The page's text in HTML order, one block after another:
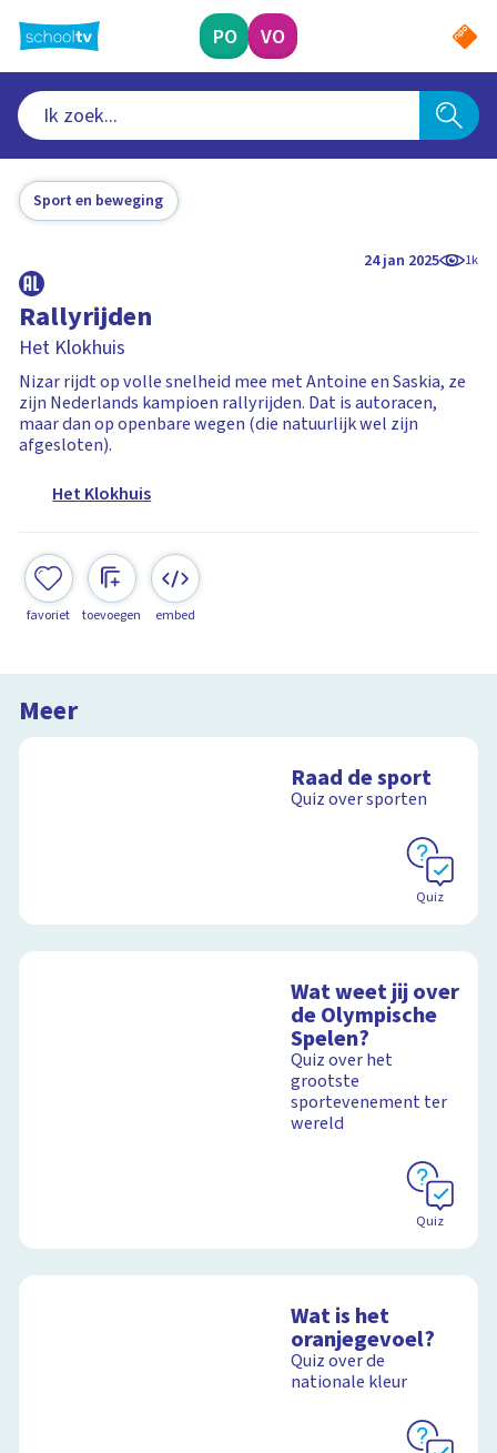
naar
hoofdinhoud
PO VO
Sport en beweging
24 jan 2025 1k
Rallyrijden
Het Klokhuis
Nizar rijdt op volle snelheid mee met Antoine en Saskia, ze
zijn Nederlands kampioen rallyrijden. Dat is autoracen,
maar dan op openbare wegen (die natuurlijk wel zijn
afgesloten).
Het Klokhuis
favoriet toevoegen embed
Meer
Raad de sport
Quiz over sporten
Quiz
Wat weet jij over
de Olympische
Spelen?
Quiz over het
grootste
sportevenement ter
wereld
Quiz
Wat is het
oranjegevoel?
Quiz over de
nationale kleur